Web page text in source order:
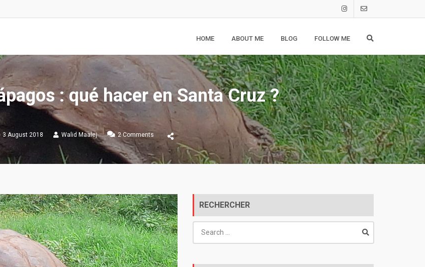
HOME ABOUT ME BLOG FOLLOW ME
: qué hacer en Santa Cruz ?
3 August 2018 Walid Maalej 2 Comments
Las
islas
Galápagos
en
Santa
Cruz
?
RECHERCHER
for: